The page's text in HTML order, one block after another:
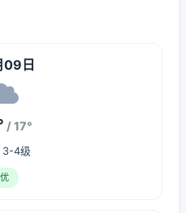
日
/ 17°
3-4级
优